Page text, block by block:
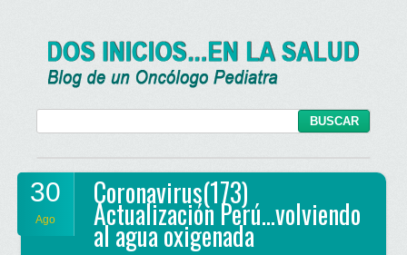
30
Ago
Coronavirus(173)
Actualización Perú…volviendo
al agua oxigenada